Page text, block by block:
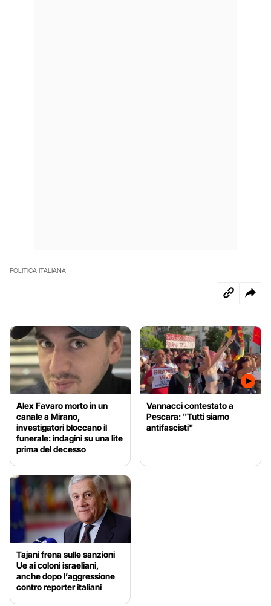
POLITICA ITALIANA
Alex Favaro morto in un
canale a Mirano,
investigatori bloccano il
funerale: indagini su una lite
prima del decesso
Vannacci contestato a
Pescara: "Tutti siamo
antifascisti"
Tajani frena sulle sanzioni
Ue ai coloni israeliani,
anche dopo l’aggressione
contro reporter italiani